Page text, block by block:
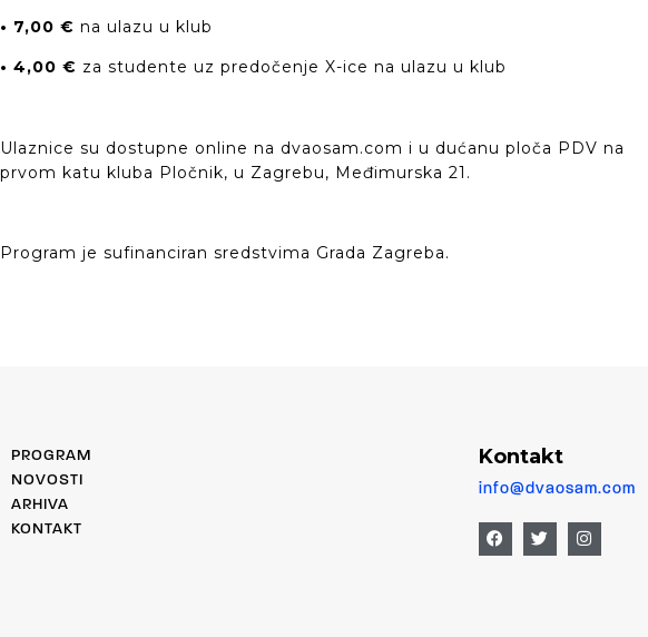
• 7,00 € na ulazu u klub
• 4,00 € za studente uz predočenje X-ice na ulazu u klub
Ulaznice su dostupne online na dvaosam.com i u dućanu ploča PDV na
prvom katu kluba Pločnik, u Zagrebu, Međimurska 21.
Program je sufinanciran sredstvima Grada Zagreba.
PROGRAM
NOVOSTI
ARHIVA
KONTAKT
Kontakt
info@dvaosam.com